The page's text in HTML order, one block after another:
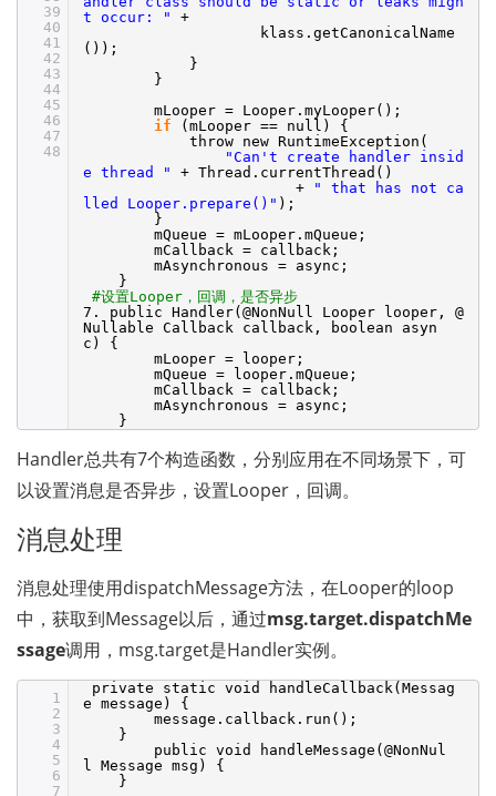
39
40
41
42
43
44
45
46
47
48
t occur: "
+
klass.getCanonicalName
());
}
}
mLooper = Looper.myLooper();
if
(mLooper == null) {
throw new RuntimeException(
"Can't create handler insid
e thread "
+ Thread.currentThread()
+
" that has not ca
lled Looper.prepare()" );
}
mQueue = mLooper.mQueue;
mCallback = callback;
mAsynchronous = async;
}
#设置Looper，回调，是否异步
7. public Handler(@NonNull Looper looper, @
Nullable Callback callback, boolean asyn
c) {
mLooper = looper;
mQueue = looper.mQueue;
mCallback = callback;
mAsynchronous = async;
}
Handler总共有7个构造函数，分别应用在不同场景下，可
以设置消息是否异步，设置Looper，回调。
消息处理
消息处理使用dispatchMessage方法，在Looper的loop
中，获取到Message以后，通过msg.target.dispatchMe
ssage调用，msg.target是Handler实例。
1
2
3
4
5
6
7
private static void handleCallback(Messag
e message) {
message.callback.run();
}
public void handleMessage(@NonNul
l Message msg) {
}